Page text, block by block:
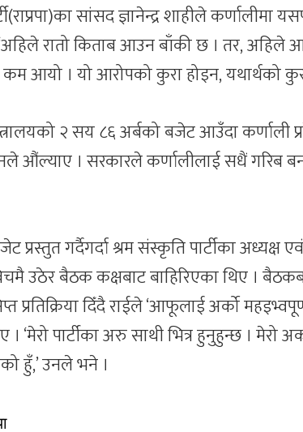
सांसद ज्ञानेन्द्र शाहीले
रातो किताब आउन बाँकी छ । तर,
आयो । यो आरोपको कुरा होइन, यथार्थको
२ सय ८६ अर्बको बजेट आउँदा कर्णाली
औंल्याए । सरकारले कर्णालीलाई सधैं गरिब
प्रस्तुत गर्दैगर्दा श्रम संस्कृति पार्टीका
उठेर बैठक कक्षबाट बाहिरिएका थिए ।
प्रतिक्रिया दिँदै राईले ‘आफूलाई अर्को
। ‘मेरो पार्टीका अरु साथी भित्र हुनुहुन्छ । मेरो
हुँ,’ उनले भने ।